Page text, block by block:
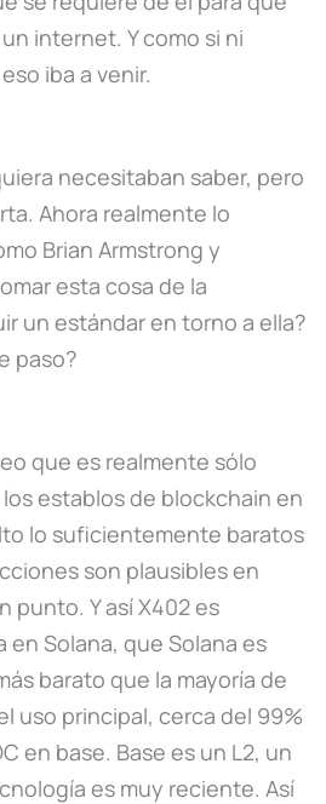
internet. Y como si ni
iba a venir.
necesitaban saber, pero
Ahora realmente lo
Brian Armstrong y
esta cosa de la
un estándar en torno a ella?
paso?
que es realmente sólo
establos de blockchain en
lo suficientemente baratos
son plausibles en
punto. Y así X402 es
Solana, que Solana es
barato que la mayoría de
uso principal, cerca del 99%
en base. Base es un L2, un
es muy reciente. Así